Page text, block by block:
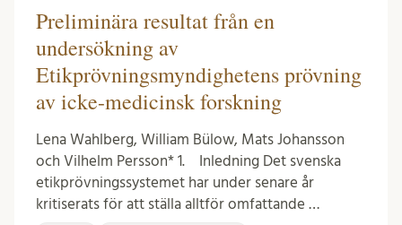
Preliminära resultat från en
undersökning av
Etikprövningsmyndighetens prövning
av icke-medicinsk forskning
Lena Wahlberg, William Bülow, Mats Johansson
och Vilhelm Persson* 1. Inledning Det svenska
etikprövningssystemet har under senare år
kritiserats för att ställa alltför omfattande …